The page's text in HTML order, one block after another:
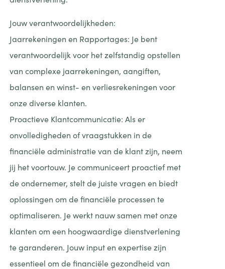
Jouw verantwoordelijkheden:
Jaarrekeningen en Rapportages: Je bent
verantwoordelijk voor het zelfstandig opstellen
van complexe jaarrekeningen, aangiften,
balansen en winst- en verliesrekeningen voor
onze diverse klanten.
Proactieve Klantcommunicatie: Als er
onvolledigheden of vraagstukken in de
financiële administratie van de klant zijn, neem
jij het voortouw. Je communiceert proactief met
de ondernemer, stelt de juiste vragen en biedt
oplossingen om de financiële processen te
optimaliseren. Je werkt nauw samen met onze
klanten om een hoogwaardige dienstverlening
te garanderen. Jouw input en expertise zijn
essentieel om de financiële gezondheid van